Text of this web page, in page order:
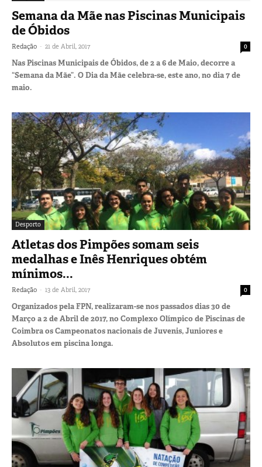
Semana da Mãe nas Piscinas Municipais
de Óbidos
Redação - 21 de Abril, 2017 0
Nas Piscinas Municipais de Óbidos, de 2 a 6 de Maio, decorre a
“Semana da Mãe”. O Dia da Mãe celebra-se, este ano, no dia 7 de
maio.
Desporto
Atletas dos Pimpões somam seis
medalhas e Inês Henriques obtém
mínimos...
Redação - 13 de Abril, 2017 0
Organizados pela FPN, realizaram-se nos passados dias 30 de
Março a 2 de Abril de 2017, no Complexo Olímpico de Piscinas de
Coimbra os Campeonatos nacionais de Juvenis, Juniores e
Absolutos em piscina longa.